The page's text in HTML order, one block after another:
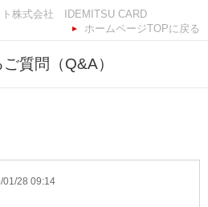
ホームページTOPに戻る
質問（Q&A）
01/28 09:14